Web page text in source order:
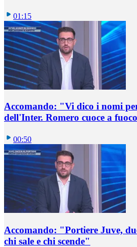
01:15
Accomando: "Vi dico i nomi
dell'Inter. Romero cuoce a
00:50
Accomando: "Portiere Juve,
chi sale e chi scende"